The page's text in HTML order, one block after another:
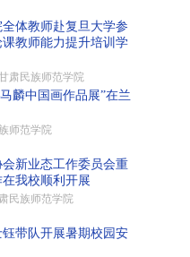
体教师赴复旦大学参
教师能力提升培训学
肃民族师范学院
麟中国画作品展”在兰
师范学院
新业态工作委员会重
我校顺利开展
民族师范学院
带队开展暑期校园安